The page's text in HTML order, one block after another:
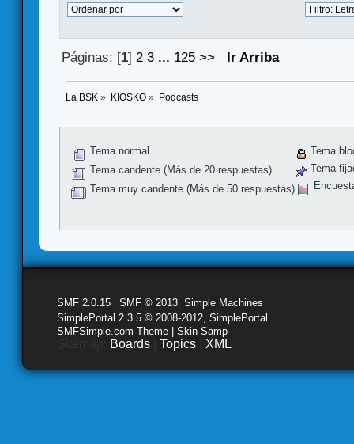
Páginas: [1] 2 3 ... 125 >> Ir Arriba
La BSK » KIOSKO» Podcasts
Tema normal
Tema candente (Más de 20 respuestas)
Tema muy candente (Más de 50 respuestas)
Tema
Tema
SMF 2.0.15 SMF © 2013 Simple Machines
SimplePortal 2.3.5 © 2008-2012, SimplePortal
SMFSimple.com Theme | Skin Samp
Boards Topics XML